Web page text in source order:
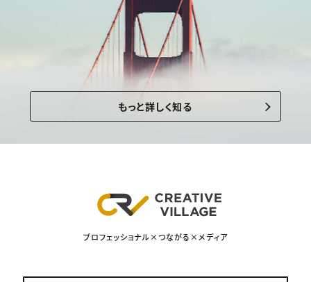
もっと詳しく知る
プロフェッショナル×つながる×メディア